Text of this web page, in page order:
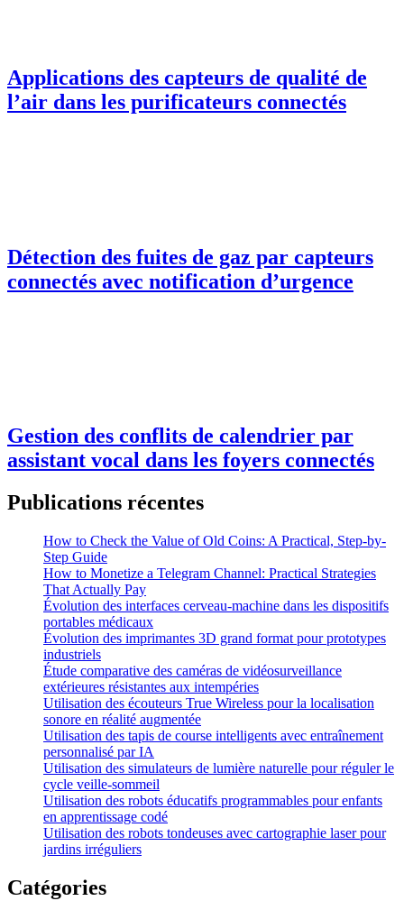
Applications des capteurs de qualité de
l’air dans les purificateurs connectés
Détection des fuites de gaz par capteurs
connectés avec notification d’urgence
Gestion des conflits de calendrier par
assistant vocal dans les foyers connectés
Publications récentes
How to Check the Value of Old Coins: A Practical, Step-by-
Step Guide
How to Monetize a Telegram Channel: Practical Strategies
That Actually Pay
Évolution des interfaces cerveau-machine dans les dispositifs
portables médicaux
Évolution des imprimantes 3D grand format pour prototypes
industriels
Étude comparative des caméras de vidéosurveillance
extérieures résistantes aux intempéries
Utilisation des écouteurs True Wireless pour la localisation
sonore en réalité augmentée
Utilisation des tapis de course intelligents avec entraînement
personnalisé par IA
Utilisation des simulateurs de lumière naturelle pour réguler le
cycle veille-sommeil
Utilisation des robots éducatifs programmables pour enfants
en apprentissage codé
Utilisation des robots tondeuses avec cartographie laser pour
jardins irréguliers
Catégories